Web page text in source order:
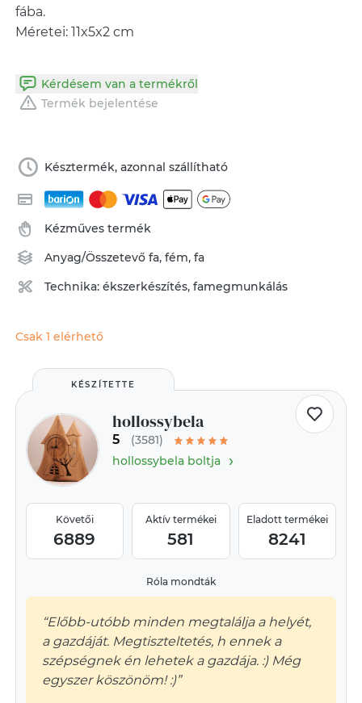
fába.
Méretei: 11x5x2 cm
Kérdésem van a termékről
Termék bejelentése
Késztermék, azonnal szállítható
Kézműves termék
Anyag/Összetevőfa,fém,fa
Technika:ékszerkészítés,famegmunkálás
Csak 1 elérhető
KÉSZÍTETTE
hollossybela
5
(3581)
hollossybela boltja›
Követői
6889
Aktív termékei
581
Eladott termékei
8241
Róla mondták
“Előbb-utóbb minden megtalálja a helyét,
a gazdáját. Megtiszteltetés, h ennek a
szépségnek én lehetek a gazdája. :) Még
egyszer köszönöm! :)”